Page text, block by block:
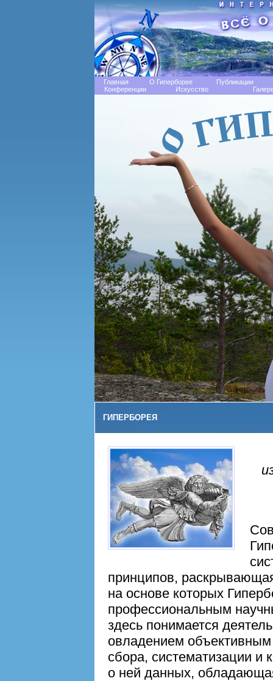
Главная О Гиперборее
Публикации
Конференции
Искусство
ГИПЕРБОРЕЯ
принципов,
на основе которых
профессиональным
здесь понимается
овладением
сбора, систематизации и
о ней данных,